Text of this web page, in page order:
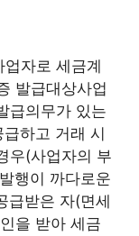
자로 세금계
발급대상사업
급의무가 있는
하고 거래 시
우(사업자의 부
행이 까다로운
급받은 자(면세
을 받아 세금